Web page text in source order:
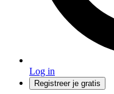
Log in
Registreer je gratis